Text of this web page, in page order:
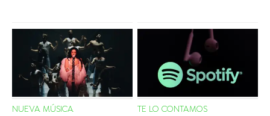
NUEVA MÚSICA
TE LO CONTAMOS